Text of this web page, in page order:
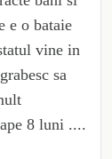
e o bataie
vine in
sa
8 luni ....